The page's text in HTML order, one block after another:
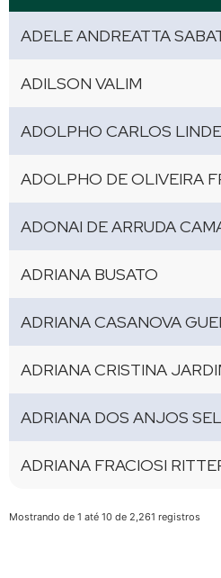
ADELE ANDREATTA
ADILSON VALIM
ADOLPHO CARLOS
ADOLPHO DE OLIVEIRA
ADONAI DE ARRUDA
ADRIANA BUSATO
ADRIANA CASANOVA
ADRIANA CRISTINA
ADRIANA DOS ANJOS
ADRIANA FRACIOSI
Mostrando de 1 até 10 de 2,261 registros